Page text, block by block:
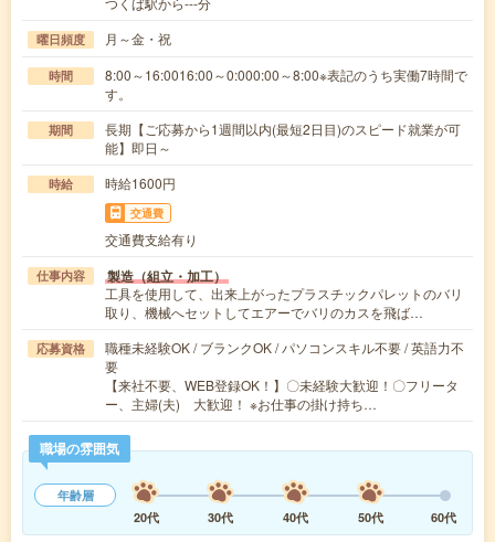
曜日頻度 月～金・祝
時間
8:00～16:0016:00～0:000:00～8:00※表記のうち実働7時間で
す。
期間
長期【ご応募から1週間以内(最短2日目)のスピード就業が可
能】即日～
時給 時給1600円
交通費
交通費支給有り
仕事内容 製造（組立・加工）
工具を使用して、出来上がったプラスチックパレットのバリ
取り、機械へセットしてエアーでバリのカスを飛ば…
応募資格
職種未経験OK / ブランクOK / パソコンスキル不要 / 英語力不
要
【来社不要、WEB登録OK！】〇未経験大歓迎！〇フリータ
ー、主婦(夫) 大歓迎！ ※お仕事の掛け持ち…
職場の雰囲気
年齢層
20代
30代 40代 50代 60代